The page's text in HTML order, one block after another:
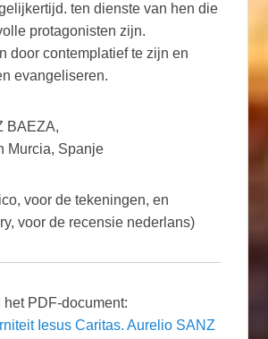
ten dienste van hen die
protagonisten zijn.
door contemplatief te zijn en
evangeliseren.
BAEZA,
Murcia, Spanje
voor de tekeningen, en
voor de recensie nederlans)
het PDF-document:
Iesus Caritas. Aurelio SANZ